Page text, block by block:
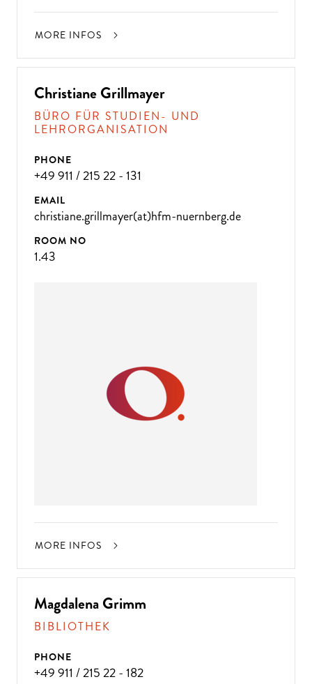
MORE INFOS
Christiane Grillmayer
BÜRO FÜR STUDIEN- UND
LEHRORGANISATION
PHONE
+49 911 / 215 22 - 131
EMAIL
christiane.grillmayer(at)hfm-nuernberg.de
ROOM NO
1.43
MORE INFOS
Magdalena Grimm
BIBLIOTHEK
PHONE
+49 911 / 215 22 - 182